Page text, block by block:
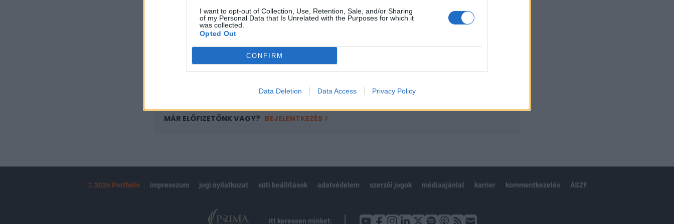
I want to opt-out of Collection, Use, Retention, Sale, and/or Sharing
of my Personal Data that Is Unrelated with the Purposes for which it
was collected.
Opted Out
CONFIRM
Data Deletion Data Access Privacy Policy
Az előfizetés a következőket tartalmazza:
Portfolio.hu teljes cikkarchívum
Kötéslisták: BÉT elmúlt 2 év napon belüli
MÁR ELŐFIZETŐNK VAGY? BEJELENTKEZÉS
© 2026 Portfolio impresszum jogi nyilatkozat süti beállítások adatvédelem szerzői jogok médiaajánlat karrier kommentkezelés ÁSZF
Itt keressen minket: